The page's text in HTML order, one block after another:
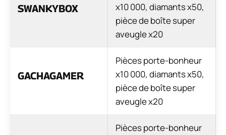
SWANKYBOX
x10 000, diamants x50,
pièce de boîte super
aveugle x20
GACHAGAMER
Pièces porte-bonheur
x10 000, diamants x50,
pièce de boîte super
aveugle x20
Pièces porte-bonheur